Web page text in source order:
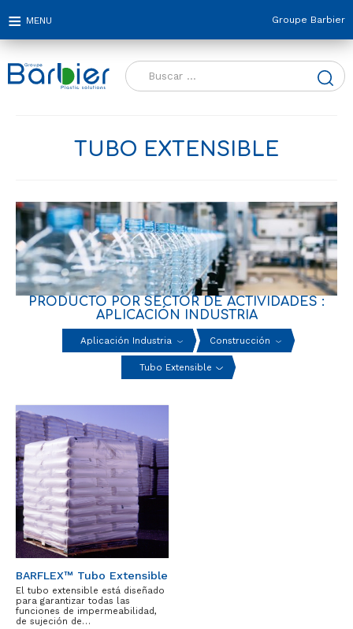
Groupe Barbier
Buscar:
TUBO EXTENSIBLE
PRODUCTO POR SECTOR DE ACTIVIDADES :
APLICACIÓN INDUSTRIA
Aplicación Industria Construcción
Tubo Extensible
BARFLEX™ Tubo Extensible
El tubo extensible está diseñado
para garantizar todas las
funciones de impermeabilidad,
de sujeción de…